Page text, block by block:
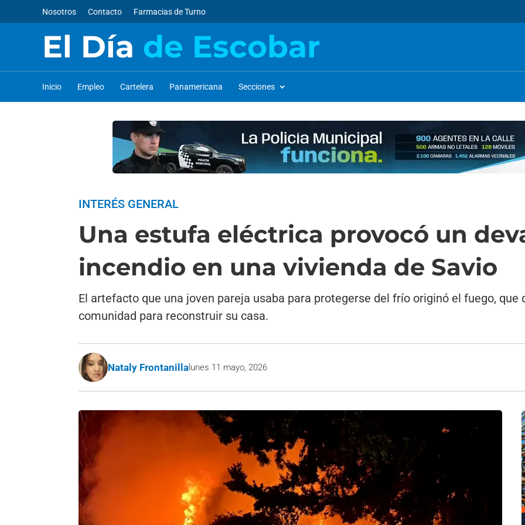
Nosotros Contacto Farmacias de Turno
El Día de Escobar
Inicio Empleo Cartelera Panamericana Secciones
INTERÉS GENERAL
Una estufa eléctrica provocó un
incendio en una vivienda de Savio
El artefacto que una joven pareja usaba para protegerse del frío originó el fuego, que
comunidad para reconstruir su casa.
Nataly Frontanilla lunes 11 mayo, 2026